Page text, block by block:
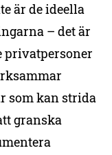
är de ideella
– det är
privatpersoner
som kan strida
granska